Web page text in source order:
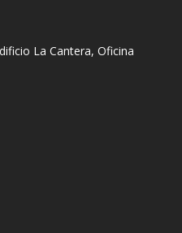
La Cantera, Oficina